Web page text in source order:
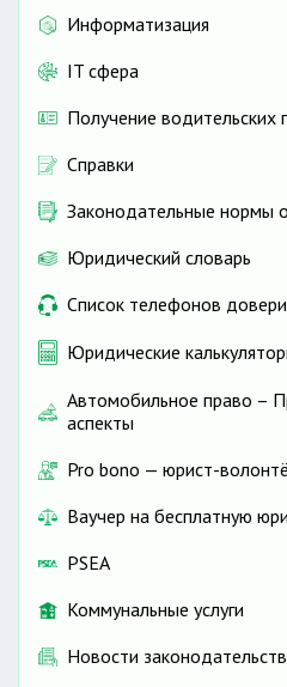
Информатизация
IT сфера
Получение водительских
Справки
Законодательные нормы
Юридический словарь
Список телефонов
Юридические
Автомобильное право –
аспекты
Pro bono — юрист-
Ваучер на бесплатную
PSEA
Коммунальные услуги
Новости